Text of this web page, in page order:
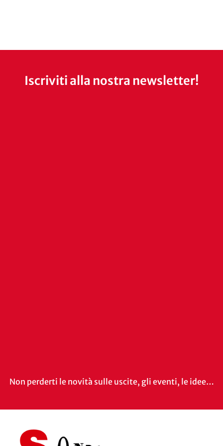
Iscriviti alla nostra newsletter!
Non perderti le novità sulle uscite, gli eventi, le idee…